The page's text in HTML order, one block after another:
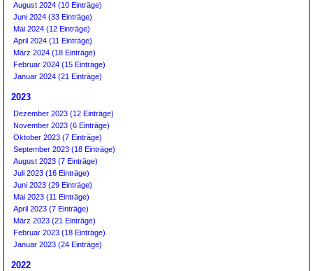
August 2024 (10 Einträge)
Juni 2024 (33 Einträge)
Mai 2024 (12 Einträge)
April 2024 (11 Einträge)
März 2024 (18 Einträge)
Februar 2024 (15 Einträge)
Januar 2024 (21 Einträge)
2023
Dezember 2023 (12 Einträge)
November 2023 (6 Einträge)
Oktober 2023 (7 Einträge)
September 2023 (18 Einträge)
August 2023 (7 Einträge)
Juli 2023 (16 Einträge)
Juni 2023 (29 Einträge)
Mai 2023 (11 Einträge)
April 2023 (7 Einträge)
März 2023 (21 Einträge)
Februar 2023 (18 Einträge)
Januar 2023 (24 Einträge)
2022